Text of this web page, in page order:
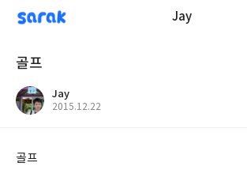
sarak Jay
골프
Jay
작
2015.12.22
골프